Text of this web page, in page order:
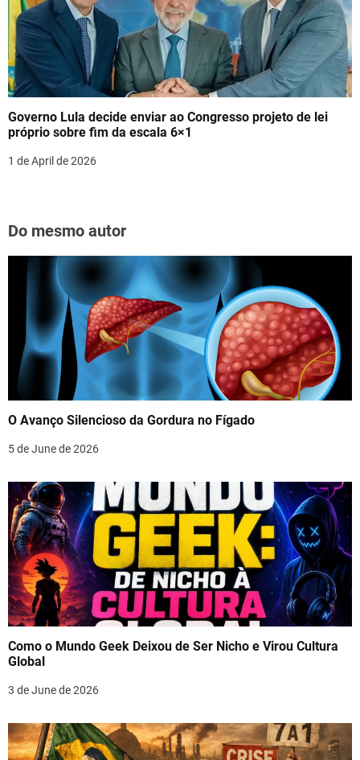
Governo Lula decide enviar ao Congresso projeto de lei
próprio sobre fim da escala 6×1
1 de April de 2026
Do mesmo autor
O Avanço Silencioso da Gordura no Fígado
5 de June de 2026
Como o Mundo Geek Deixou de Ser Nicho e Virou Cultura
Global
3 de June de 2026